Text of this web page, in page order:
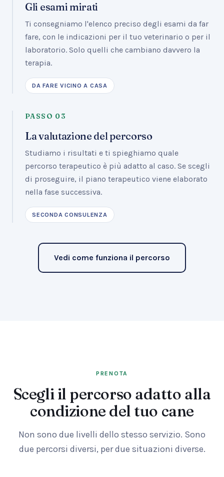
Gli esami mirati
Ti consegniamo l'elenco preciso degli esami da far
fare, con le indicazioni per il tuo veterinario o per il
laboratorio. Solo quelli che cambiano davvero la
terapia.
DA FARE VICINO A CASA
PASSO 03
La valutazione del percorso
Studiamo i risultati e ti spieghiamo quale
percorso terapeutico è più adatto al caso. Se scegli
di proseguire, il piano terapeutico viene elaborato
nella fase successiva.
SECONDA CONSULENZA
Vedi come funziona il percorso
PRENOTA
Scegli il percorso adatto alla
condizione del tuo cane
Non sono due livelli dello stesso servizio. Sono
due percorsi diversi, per due situazioni diverse.